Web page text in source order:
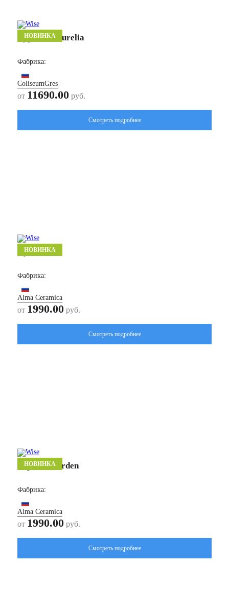
НОВИНКА
Аурелия/ Aurelia
Фабрика:
ColiseumGres
от 11690.00 руб.
Смотреть подробнее
НОВИНКА
Куб/ Cube
Фабрика:
Alma Ceramica
от 1990.00 руб.
Смотреть подробнее
НОВИНКА
Гарден/ Garden
Фабрика:
Alma Ceramica
от 1990.00 руб.
Смотреть подробнее